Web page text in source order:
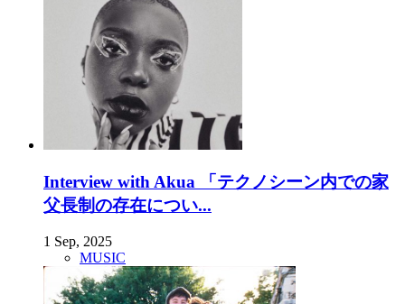
Interview with Akua 「テクノシーン内での家
父長制の存在につい...
1 Sep, 2025
MUSIC